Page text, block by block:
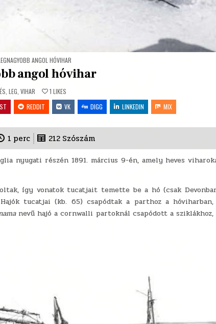
ANGOL HÓVIHAR
angol hóvihar
, LEG, VIHAR 1 LIKES
REDDIT VK DIGG LINKEDIN MIX
1 perc 212 Szószám
nyugati részén 1891. március 9-én, amely heves
így vonatok tucatjait temette be a hó (csak
tucatjai (kb. 65) csapódtak a parthoz a
nevű hajó a cornwalli partoknál csapódott a